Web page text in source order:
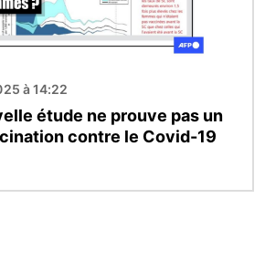
à 14:22
étude ne prouve pas un
contre le Covid-19